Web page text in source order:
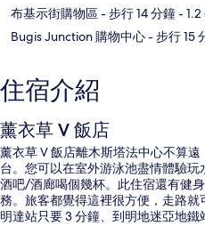
布基示街購物區- 步行 14 分鐘- 1.2
Bugis Junction 購物中心- 步行 15
住宿介紹
薰衣草 V 飯店
薰衣草 V 飯店離木斯塔法中心不算
台。您可以在室外游泳池盡情體驗
酒吧/酒廊喝個幾杯。此住宿還有健
務。旅客都覺得這裡很方便，走路
明達站只要 3 分鐘、到明地迷亞地鐵